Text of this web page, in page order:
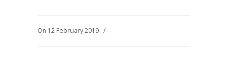
On 12 February 2019 /